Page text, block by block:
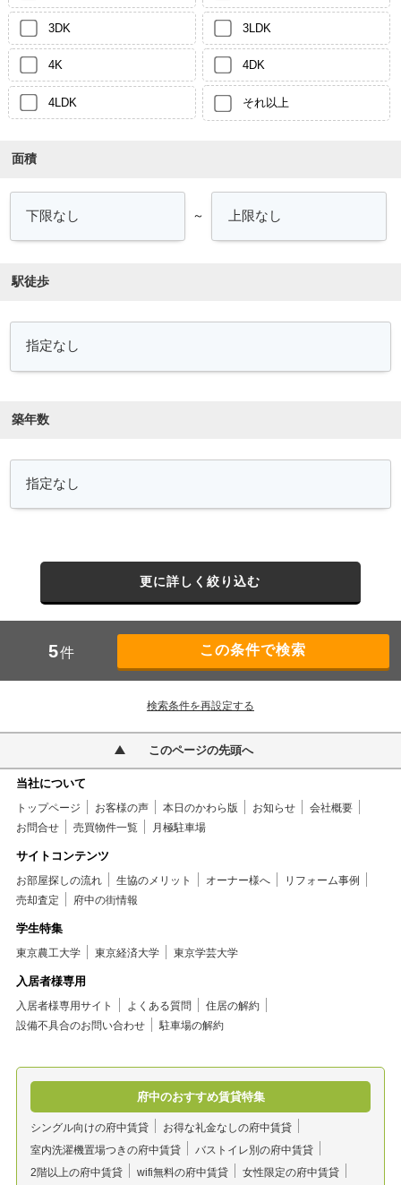
3DK 3LDK
4K 4DK
4LDK それ以上
面積
～
駅徒歩
築年数
更に詳しく絞り込む
5件
検索条件を再設定する
このページの先頭へ
当社について
トップページ お客様の声 本日のかわら版 お知らせ
会社概要
お問合せ
売買物件一覧 月極駐車場
サイトコンテンツ
お部屋探しの流れ 生協のメリット オーナー様へ
リフォーム事例
売却査定
府中の街情報
学生特集
東京農工大学 東京経済大学 東京学芸大学
入居者様専用
入居者様専用サイト よくある質問
住居の解約
設備不具合のお問い合わせ
駐車場の解約
府中のおすすめ賃貸特集
シングル向けの府中賃貸
お得な礼金なしの府中賃貸
室内洗濯機置場つきの府中賃貸
バストイレ別の府中賃貸
2階以上の府中賃貸
wifi無料の府中賃貸
女性限定の府中賃貸